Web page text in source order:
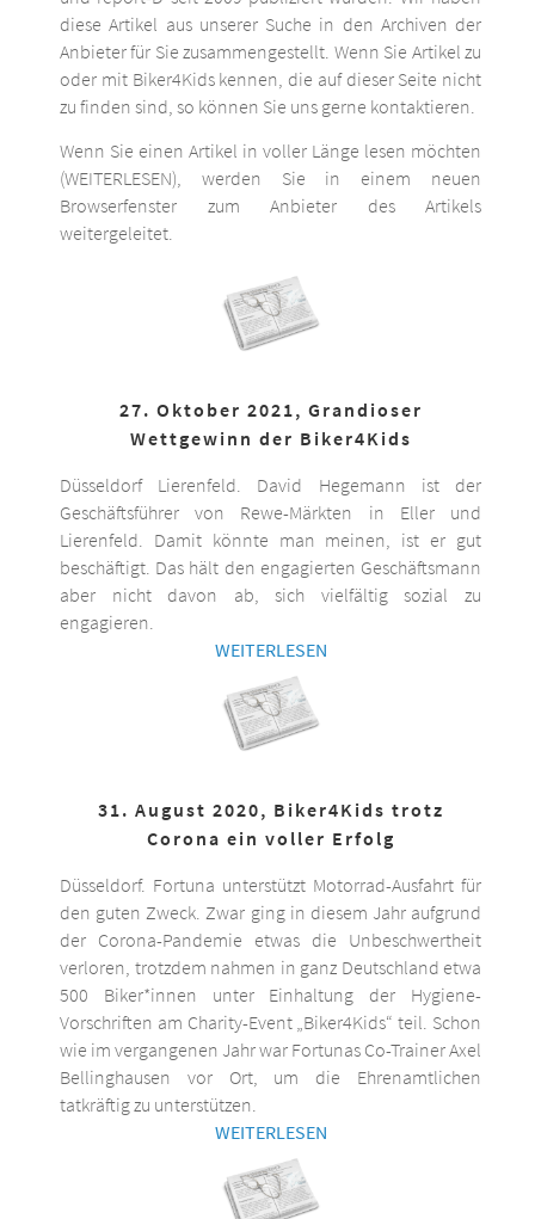
diese Artikel aus unserer Suche in den Archiven der
Anbieter für Sie zusammengestellt. Wenn Sie Artikel zu
oder mit Biker4Kids kennen, die auf dieser Seite nicht
zu finden sind, so können Sie uns gerne kontaktieren.
Wenn Sie einen Artikel in voller Länge lesen möchten
(WEITERLESEN), werden Sie in einem neuen
Browserfenster zum Anbieter des Artikels
weitergeleitet.
27. Oktober 2021, Grandioser
Wettgewinn der Biker4Kids
Düsseldorf Lierenfeld. David Hegemann ist der
Geschäftsführer von Rewe-Märkten in Eller und
Lierenfeld. Damit könnte man meinen, ist er gut
beschäftigt. Das hält den engagierten Geschäftsmann
aber nicht davon ab, sich vielfältig sozial zu
engagieren.
WEITERLESEN
31. August 2020, Biker4Kids trotz
Corona ein voller Erfolg
Düsseldorf. Fortuna unterstützt Motorrad-Ausfahrt für
den guten Zweck. Zwar ging in diesem Jahr aufgrund
der Corona-Pandemie etwas die Unbeschwertheit
verloren, trotzdem nahmen in ganz Deutschland etwa
500 Biker*innen unter Einhaltung der Hygiene-
Vorschriften am Charity-Event „Biker4Kids“ teil. Schon
wie im vergangenen Jahr war Fortunas Co-Trainer Axel
Bellinghausen vor Ort, um die Ehrenamtlichen
tatkräftig zu unterstützen.
WEITERLESEN